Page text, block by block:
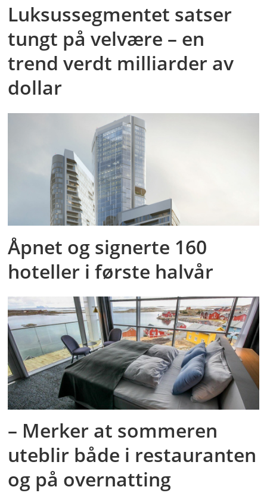
Luksussegmentet satser
tungt på velvære – en
trend verdt milliarder av
dollar
Åpnet og signerte 160
hoteller i første halvår
– Merker at sommeren
uteblir både i restauranten
og på overnatting